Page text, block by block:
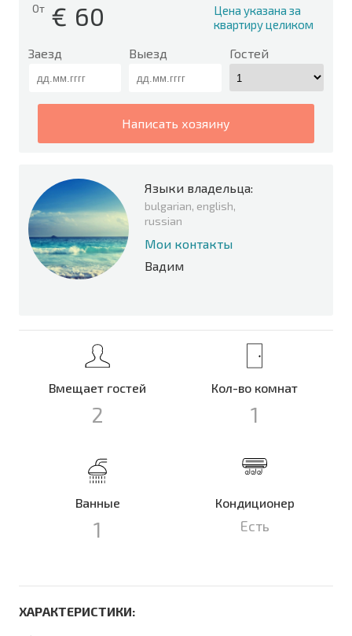
От € 60
Цена указана за
квартиру целиком
Заезд Выезд Гостей
написать хозяину
Языки владельца:
bulgarian, english,
russian
Мои контакты
Вадим
Вмещает гостей
2
Кол-во комнат
1
Ванные
1
Кондиционер
Есть
ХАРАКТЕРИСТИКИ: